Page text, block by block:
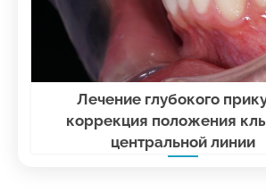
Лечение глубокого
коррекция положения
центральной линии